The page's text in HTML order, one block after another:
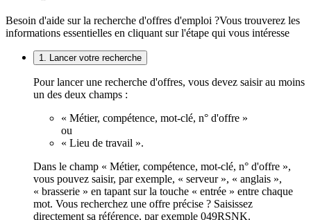
Besoin d'aide sur la recherche d'offres d'emploi ?Vous trouverez les
informations essentielles en cliquant sur l'étape qui vous intéresse
1. Lancer votre recherche
Pour lancer une recherche d'offres, vous devez saisir au moins
un des deux champs :
« Métier, compétence, mot-clé, n° d'offre »
ou
« Lieu de travail ».
Dans le champ « Métier, compétence, mot-clé, n° d'offre »,
vous pouvez saisir, par exemple, « serveur », « anglais »,
« brasserie » en tapant sur la touche « entrée » entre chaque
mot. Vous recherchez une offre précise ? Saisissez
directement sa référence, par exemple 049RSNK.